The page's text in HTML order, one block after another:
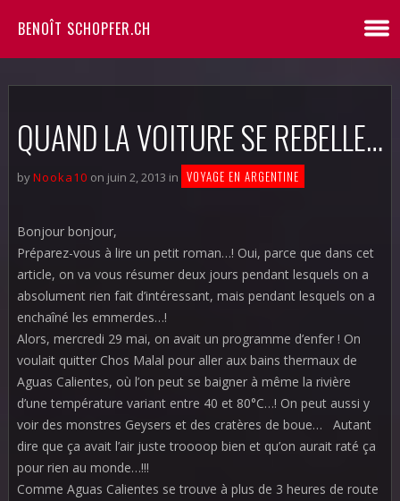
BENOÎT SCHOPFER.CH
QUAND LA VOITURE SE REBELLE…
byNooka10 on juin 2, 2013 in VOYAGE EN ARGENTINE
Bonjour bonjour,
Préparez-vous à lire un petit roman…! Oui, parce que dans cet
article, on va vous résumer deux jours pendant lesquels on a
absolument rien fait d’intéressant, mais pendant lesquels on a
enchaîné les emmerdes…!
Alors, mercredi 29 mai, on avait un programme d’enfer ! On
voulait quitter Chos Malal pour aller aux bains thermaux de
Aguas Calientes, où l’on peut se baigner à même la rivière
d’une température variant entre 40 et 80°C…! On peut aussi y
voir des monstres Geysers et des cratères de boue… Autant
dire que ça avait l’air juste troooop bien et qu’on aurait raté ça
pour rien au monde…!!!
Comme Aguas Calientes se trouve à plus de 3 heures de route